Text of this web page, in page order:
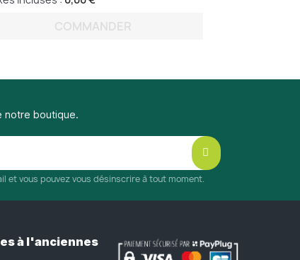
COMMANDER
notre boutique.
et vous pouvez vous désinscrire à tout moment.
à l'anciennes